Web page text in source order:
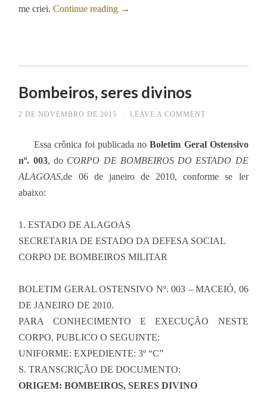
me criei.Continue reading →
Bombeiros, seres divinos
2 DE NOVEMBRO DE 2015 LEAVE A COMMENT
Essa crônica foi publicada noBoletim Geral Ostensivo
nº. 003, do CORPO DE BOMBEIROS DO ESTADO DE
ALAGOAS,de 06 de janeiro de 2010, conforme se ler
abaixo:
1. ESTADO DE ALAGOAS
SECRETARIA DE ESTADO DA DEFESA SOCIAL
CORPO DE BOMBEIROS MILITAR
BOLETIM GERAL OSTENSIVO Nº. 003 – MACEIÓ, 06
DE JANEIRO DE 2010.
PARA CONHECIMENTO E EXECUÇÃO NESTE
CORPO, PUBLICO O SEGUINTE:
UNIFORME: EXPEDIENTE: 3º “C”
S. TRANSCRIÇÃO DE DOCUMENTO:
ORIGEM: BOMBEIROS, SERES DIVINO